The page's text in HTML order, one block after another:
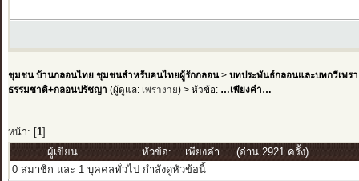
ชุมชน บ้านกลอนไทย ชุมชนสำหรับคนไทยผู้รักกลอน> บทประพันธ์กลอนและบทกวีเพรา
ธรรมชาติ+กลอนปรัชญา (ผู้ดูแล: เพรางาย) > หัวข้อ: …เพียงคำ…
หน้า: [ 1]
ผู้เขียน
หัวข้อ: …เพียงคำ… (อ่าน 2921 ครั้ง)
0 สมาชิก และ 1 บุคคลทั่วไป กำลังดูหัวข้อนี้